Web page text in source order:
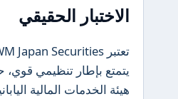
الاختبار الحقيقي
يتمتع بإطار تنظيمي